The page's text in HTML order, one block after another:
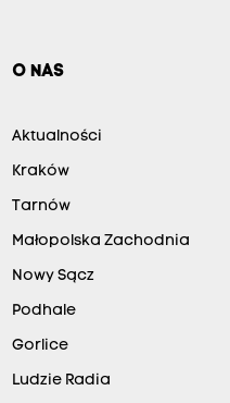
O NAS
Aktualności
Kraków
Tarnów
Małopolska Zachodnia
Nowy Sącz
Podhale
Gorlice
Ludzie Radia